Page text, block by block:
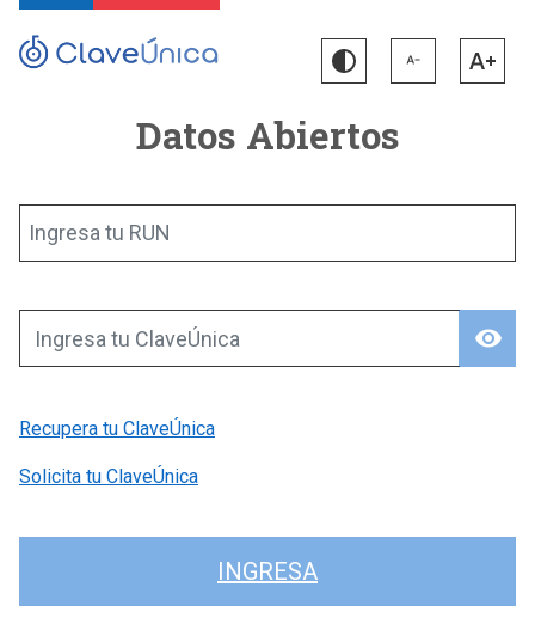
Datos Abiertos
Ingresa tu RUN
visibility
Ingresa tu ClaveÚnica
Recupera tu ClaveÚnica
Solicita tu ClaveÚnica
INGRESA